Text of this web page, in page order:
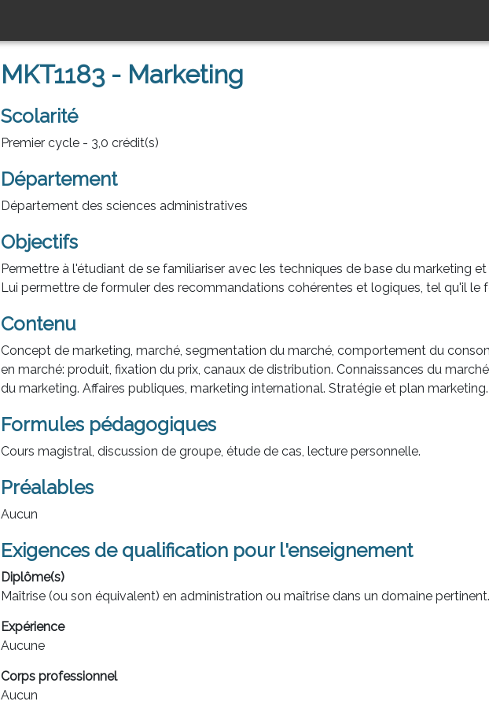
MKT1183 - Marketing
Scolarité
Premier cycle - 3,0 crédit(s)
Département
Département des sciences administratives
Objectifs
Permettre à l'étudiant de se familiariser avec les techniques de base du marketing
Lui permettre de formuler des recommandations cohérentes et logiques, tel qu'il le
Contenu
Concept de marketing, marché, segmentation du marché, comportement du
en marché: produit, fixation du prix, canaux de distribution. Connaissances du
du marketing. Affaires publiques, marketing international. Stratégie et plan marketing.
Formules pédagogiques
Cours magistral, discussion de groupe, étude de cas, lecture personnelle.
Préalables
Aucun
Exigences de qualification pour l'enseignement
Diplôme(s)
Maîtrise (ou son équivalent) en administration ou maîtrise dans un domaine pertinent.
Expérience
Aucune
Corps professionnel
Aucun